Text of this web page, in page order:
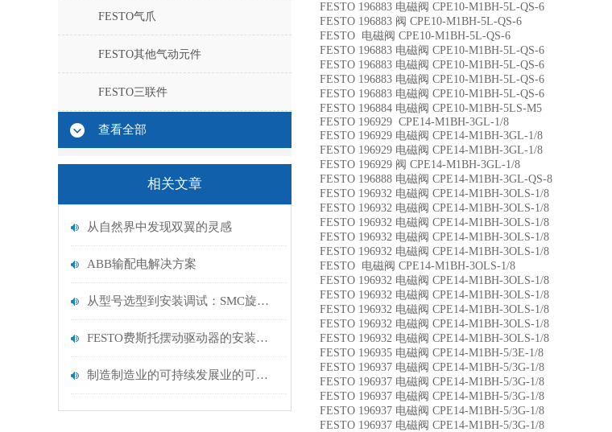
FESTO气爪
FESTO其他气动元件
FESTO三联件
查看全部
相关文章
从自然界中发现双翼的灵感
ABB输配电解决方案
从型号选型到安装调试：SMC旋转气缸常见规格与气动系统配套要点
FESTO费斯托摆动驱动器的安装与调试指南：从机械固定到气路连接的关键步骤
制造制造业的可持续发展业的可持续发展
FESTO 196883 电磁阀 CPE10-M1BH-5L-QS-6
FESTO 196883 阀 CPE10-M1BH-5L-QS-6
FESTO 电磁阀 CPE10-M1BH-5L-QS-6
FESTO 196883 电磁阀 CPE10-M1BH-5L-QS-6
FESTO 196883 电磁阀 CPE10-M1BH-5L-QS-6
FESTO 196883 电磁阀 CPE10-M1BH-5L-QS-6
FESTO 196883 电磁阀 CPE10-M1BH-5L-QS-6
FESTO 196884 电磁阀 CPE10-M1BH-5LS-M5
FESTO 196929 CPE14-M1BH-3GL-1/8
FESTO 196929 电磁阀 CPE14-M1BH-3GL-1/8
FESTO 196929 电磁阀 CPE14-M1BH-3GL-1/8
FESTO 196929 阀 CPE14-M1BH-3GL-1/8
FESTO 196888 电磁阀 CPE14-M1BH-3GL-QS-8
FESTO 196932 电磁阀 CPE14-M1BH-3OLS-1/8
FESTO 196932 电磁阀 CPE14-M1BH-3OLS-1/8
FESTO 196932 电磁阀 CPE14-M1BH-3OLS-1/8
FESTO 196932 电磁阀 CPE14-M1BH-3OLS-1/8
FESTO 196932 电磁阀 CPE14-M1BH-3OLS-1/8
FESTO 电磁阀 CPE14-M1BH-3OLS-1/8
FESTO 196932 电磁阀 CPE14-M1BH-3OLS-1/8
FESTO 196932 电磁阀 CPE14-M1BH-3OLS-1/8
FESTO 196932 电磁阀 CPE14-M1BH-3OLS-1/8
FESTO 196932 电磁阀 CPE14-M1BH-3OLS-1/8
FESTO 196932 电磁阀 CPE14-M1BH-3OLS-1/8
FESTO 196935 电磁阀 CPE14-M1BH-5/3E-1/8
FESTO 196937 电磁阀 CPE14-M1BH-5/3G-1/8
FESTO 196937 电磁阀 CPE14-M1BH-5/3G-1/8
FESTO 196937 电磁阀 CPE14-M1BH-5/3G-1/8
FESTO 196937 电磁阀 CPE14-M1BH-5/3G-1/8
FESTO 196937 电磁阀 CPE14-M1BH-5/3G-1/8